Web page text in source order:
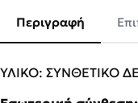
Περιγραφή
ΥΛΙΚΟ: ΣΥΝΘΕΤΙΚΟ